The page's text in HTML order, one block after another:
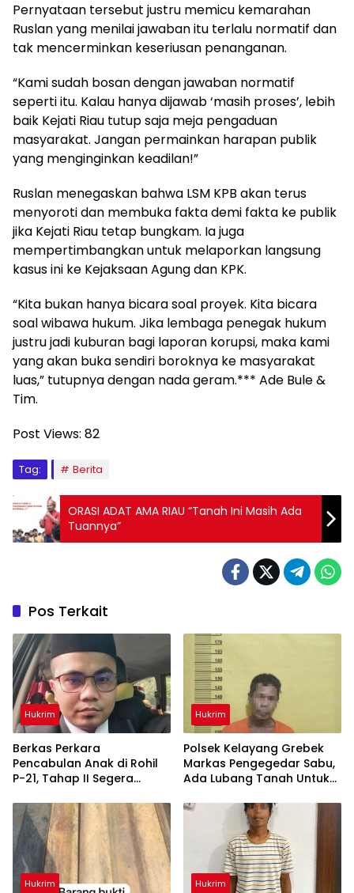
Pernyataan tersebut justru memicu kemarahan
Ruslan yang menilai jawaban itu terlalu normatif dan
tak mencerminkan keseriusan penanganan.
“Kami sudah bosan dengan jawaban normatif
seperti itu. Kalau hanya dijawab ‘masih proses’, lebih
baik Kejati Riau tutup saja meja pengaduan
masyarakat. Jangan permainkan harapan publik
yang menginginkan keadilan!”
Ruslan menegaskan bahwa LSM KPB akan terus
menyoroti dan membuka fakta demi fakta ke publik
jika Kejati Riau tetap bungkam. Ia juga
mempertimbangkan untuk melaporkan langsung
kasus ini ke Kejaksaan Agung dan KPK.
“Kita bukan hanya bicara soal proyek. Kita bicara
soal wibawa hukum. Jika lembaga penegak hukum
justru jadi kuburan bagi laporan korupsi, maka kami
yang akan buka sendiri boroknya ke masyarakat
luas,” tutupnya dengan nada geram.*** Ade Bule &
Tim.
Post Views: 82
Tag: Berita
ORASI ADAT AMA RIAU “Tanah Ini Masih Ada
Tuannya”
Pos Terkait
Hukrim
Berkas Perkara
Pencabulan Anak di Rohil
P-21, Tahap II Segera
Hukrim
Polsek Kelayang Grebek
Markas Pengegedar Sabu,
Ada Lubang Tanah Untuk
Hukrim Hukrim